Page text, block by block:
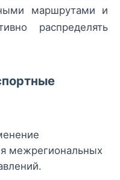
маршрутами и
распределять
межрегиональных